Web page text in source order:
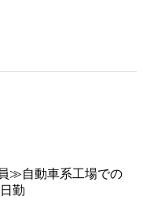
≫自動車系工場での
勤